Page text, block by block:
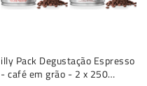
illy Pack Degustação Espresso
- café em grão - 2 x 250